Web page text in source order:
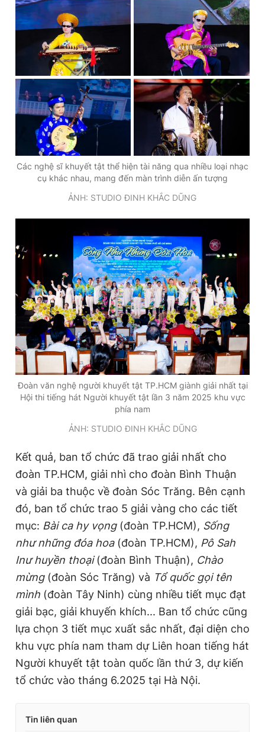
Các nghệ sĩ khuyết tật thể hiện tài năng qua nhiều loại nhạc
cụ khác nhau, mang đến màn trình diễn ấn tượng
ẢNH: STUDIO ĐINH KHẮC DŨNG
Đoàn văn nghệ người khuyết tật TP.HCM giành giải nhất tại
Hội thi tiếng hát Người khuyết tật lần 3 năm 2025 khu vực
phía nam
ẢNH: STUDIO ĐINH KHẮC DŨNG
Kết quả, ban tổ chức đã trao giải nhất cho
đoàn TP.HCM, giải nhì cho đoàn Bình Thuận
và giải ba thuộc về đoàn Sóc Trăng. Bên cạnh
đó, ban tổ chức trao 5 giải vàng cho các tiết
mục: Bài ca hy vọng(đoàn TP.HCM), Sống
như những đóa hoa (đoàn TP.HCM), Pô Sah
Inư huyền thoại(đoàn Bình Thuận), Chào
mừng(đoàn Sóc Trăng) và Tổ quốc gọi tên
mình (đoàn Tây Ninh) cùng nhiều tiết mục đạt
giải bạc, giải khuyến khích... Ban tổ chức cũng
lựa chọn 3 tiết mục xuất sắc nhất, đại diện cho
khu vực phía nam tham dự Liên hoan tiếng hát
Người khuyết tật toàn quốc lần thứ 3, dự kiến
tổ chức vào tháng 6.2025 tại Hà Nội.
Tin liên quan